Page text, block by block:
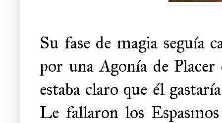
Su fase de magia seguía
por una Agonía de Placer
estaba claro que él
Le fallaron los